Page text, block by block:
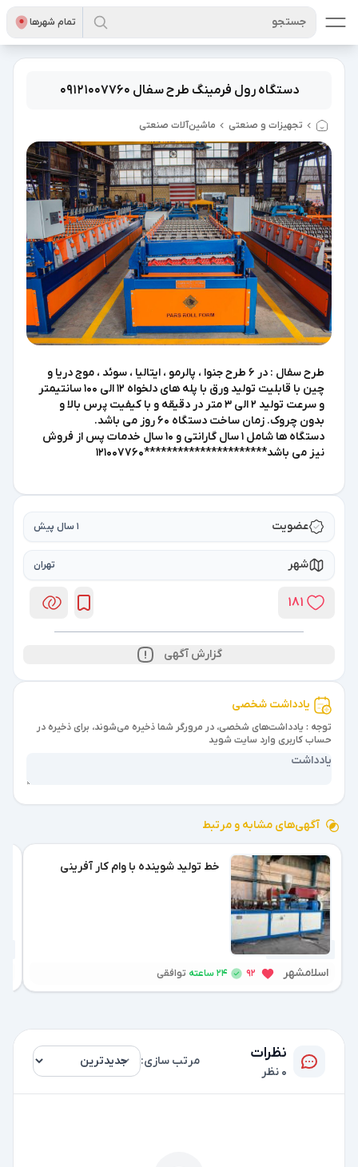
تمام شهر‌ها جستجو
دستگاه رول فرمینگ طرح سفال 09121007760
تجهیزات و صنعتی ماشین‌آلات صنعتی
طرح سفال : در 6 طرح جنوا ، پالرمو ، ایتالیا ، سوئد ، موج دریا و
چین با قابلیت تولید ورق با پله های دلخواه 12 الی 100 سانتیمتر
و سرعت تولید 2 الی 3 متر در دقیقه و با کیفیت پرس بالا و
بدون چروک. زمان ساخت دستگاه 60 روز می باشد.
دستگاه ها شامل 1 سال گارانتی و 10 سال خدمات پس از فروش
نیز می باشد**********************121007760
عضویت 1 سال پیش
شهر تهران
گزارش آگهی
یادداشت شخصی
توجه : یادداشت‌های شخصی، در مرورگر شما ذخیره می‌شوند، برای ذخیره در
حساب کاربری وارد سایت شوید
آگهی‌های مشابه و مرتبط
2 هفته پیش
خط تولید شوینده با وام کار آفرینی
اسلامشهر 92 توافقی
نظرات
0 نظر
مرتب سازی: